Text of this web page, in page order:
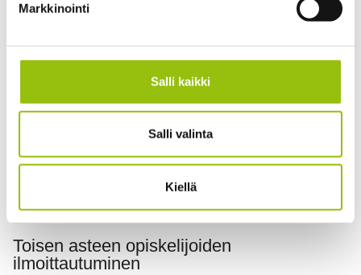
Markkinointi
Salli kaikki
Salli valinta
Kiellä
Yhteistyösopimuksen piiriin kuuluvien Tampereen
hakea oman oppilaitoksensa kautta oikeutta osallistua
Tampereen kesäyliopiston järjestämiin avoimiin
yliopisto-opintoihin ja korkeakoulujen
opetussuunnitelmien mukaisiin kieliopintoihin
oppilaitokset näettäältä.
Toisen asteen opiskelijoiden
ilmoittautuminen